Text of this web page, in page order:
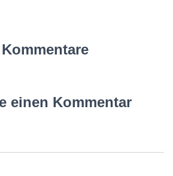
einen Kommentar